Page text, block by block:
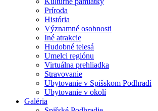
Príroda
História
Významné osobnosti
Iné atrakcie
Hudobné telesá
Umelci regiónu
Virtuálna prehliadka
Stravovanie
Ubytovanie v Spišskom Podhradí
Ubytovanie v okolí
Galéria